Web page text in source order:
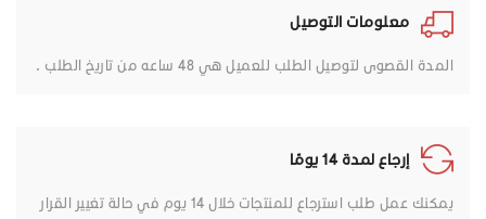
معلومات التوصيل
المدة القصوى لتوصيل الطلب للعميل هي 48 ساعه من تاريخ الطلب .
إرجاع لمدة 14 يومًا
يمكنك عمل طلب استرجاع للمنتجات خلال 14 يوم في حالة تغيير القرار